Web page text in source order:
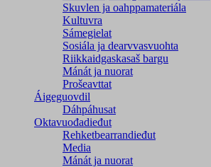
Skuvlen ja oahppamateriála
Kultuvra
Sámegielat
Sosiála ja dearvvasvuohta
Riikkaidgaskasaš bargu
Mánát ja nuorat
Prošeavttat
Áigeguovdil
Dáhpáhusat
Oktavuođadieđut
Rehketbearrandieđut
Media
Mánát ja nuorat